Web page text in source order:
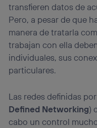
transfieren datos de
Pero, a pesar de que
manera de tratarla
trabajan con ella
individuales, sus
particulares.
Las redes definidas
Defined Networking)
cabo un control